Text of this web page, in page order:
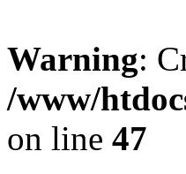
Warning:
/www/
on line 47